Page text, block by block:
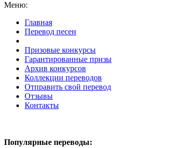
Меню:
Главная
Перевод песен
Призовые конкурсы
Гарантированные призы
Архив конкурсов
Коллекции переводов
Отправить свой перевод
Отзывы
Контакты
Популярные переводы: